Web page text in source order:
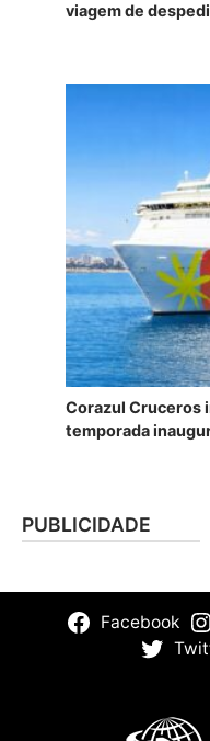
viagem de
Corazul Cruceros
temporada
PUBLICIDADE
Facebook